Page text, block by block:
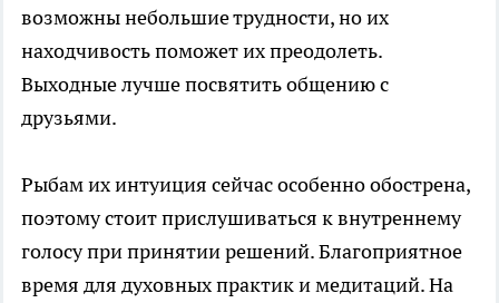
возможны небольшие трудности, но их
находчивость поможет их преодолеть.
Выходные лучше посвятить общению с
друзьями.
Рыбам их интуиция сейчас особенно обострена,
поэтому стоит прислушиваться к внутреннему
голосу при принятии решений. Благоприятное
время для духовных практик и медитаций. На